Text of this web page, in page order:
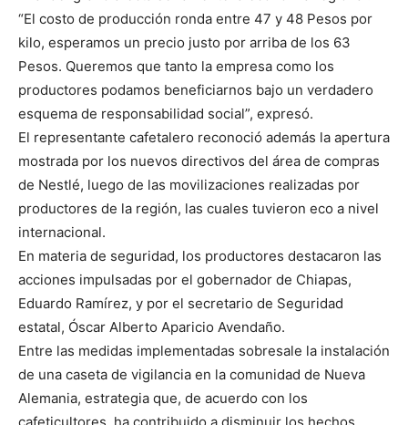
“El costo de producción ronda entre 47 y 48 Pesos por
kilo, esperamos un precio justo por arriba de los 63
Pesos. Queremos que tanto la empresa como los
productores podamos beneficiarnos bajo un verdadero
esquema de responsabilidad social”, expresó.
El representante cafetalero reconoció además la apertura
mostrada por los nuevos directivos del área de compras
de Nestlé, luego de las movilizaciones realizadas por
productores de la región, las cuales tuvieron eco a nivel
internacional.
En materia de seguridad, los productores destacaron las
acciones impulsadas por el gobernador de Chiapas,
Eduardo Ramírez, y por el secretario de Seguridad
estatal, Óscar Alberto Aparicio Avendaño.
Entre las medidas implementadas sobresale la instalación
de una caseta de vigilancia en la comunidad de Nueva
Alemania, estrategia que, de acuerdo con los